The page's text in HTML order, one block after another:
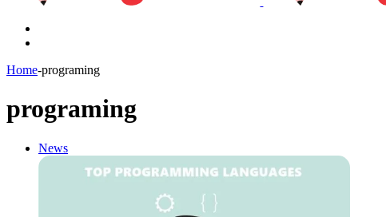
Home-programing
programing
News